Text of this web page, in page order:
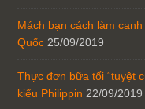
Mách bạn cách làm
Quốc 25/09/2019
Thực đơn bữa tối “tuyệt
kiểu Philippin 22/09/2019